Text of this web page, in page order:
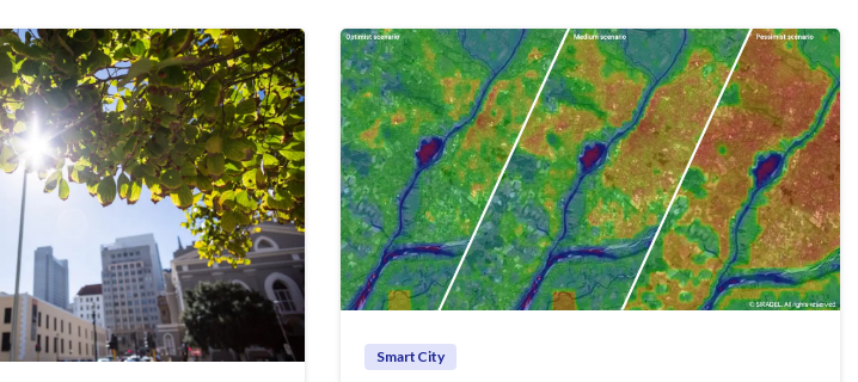
Smart City